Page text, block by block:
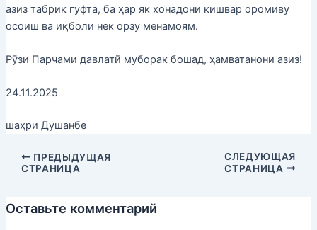
азиз табрик гуфта, ба ҳар як хонадони кишвар оромиву
осоиш ва иқболи нек орзу менамоям.
Рӯзи Парчами давлатӣ муборак бошад, ҳамватанони азиз!
24.11.2025
шаҳри Душанбе
ПРЕДЫДУЩАЯ
СТРАНИЦА
СЛЕДУЮЩАЯ
СТРАНИЦА
Оставьте комментарий